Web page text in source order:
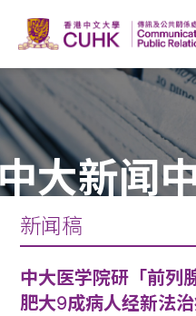
大新闻
新闻稿
中大医学院研「前列
肥大9成病人经新法